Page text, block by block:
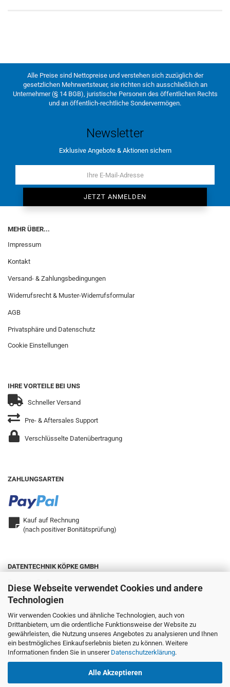
Diese Webseite verwendet Cookies und andere
Technologien
Wir verwenden Cookies und ähnliche Technologien, auch von
Drittanbietern, um die ordentliche Funktionsweise der Website zu
gewährleisten, die Nutzung unseres Angebotes zu analysieren und Ihnen
ein bestmögliches Einkaufserlebnis bieten zu können. Weitere
Informationen finden Sie in unserer Datenschutzerklärung.
Alle Akzeptieren
Alle Preise sind Nettopreise und verstehen sich zuzüglich der
gesetzlichen Mehrwertsteuer, sie richten sich ausschließlich an
Unternehmer (§ 14 BGB), juristische Personen des öffentlichen Rechts
und an öffentlich-rechtliche Sondervermögen.
Newsletter
Exklusive Angebote & Aktionen sichern
MEHR ÜBER...
Impressum
Kontakt
Versand- & Zahlungsbedingungen
Widerrufsrecht & Muster-Widerrufsformular
AGB
Privatsphäre und Datenschutz
Cookie Einstellungen
IHRE VORTEILE BEI UNS
Schneller Versand
Pre- & Aftersales Support
Verschlüsselte Datenübertragung
ZAHLUNGSARTEN
Kauf auf Rechnung
(nach positiver Bonitätsprüfung)
DATENTECHNIK KÖPKE GMBH
42657 Solingen
Telefon: 0212.22321-0
Fax: 0212.22321-25
info@koepke.de